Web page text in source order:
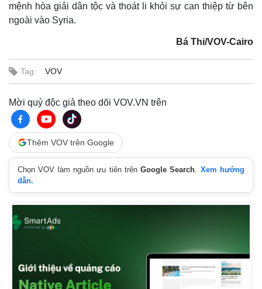
mệnh hòa giải dân tộc và thoát li khỏi sự can thiệp từ bên
ngoài vào Syria.
Bá Thi/VOV-Cairo
Tag: VOV
Mời quý độc giả theo dõi VOV.VN trên
Thêm VOV trên Google
Chọn VOV làm nguồn ưu tiên trênGoogle Search
Xem hướng
dẫn.